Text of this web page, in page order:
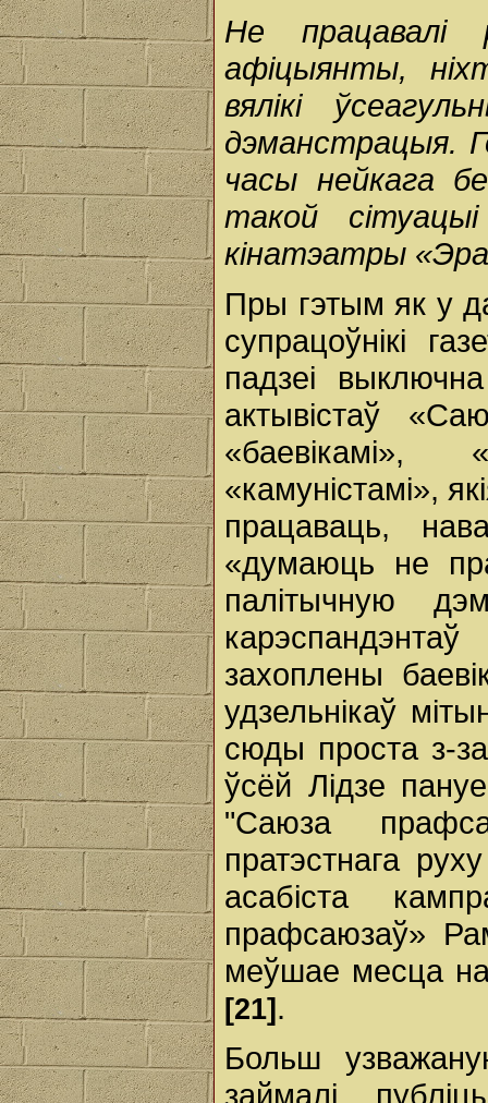
Не працавалі
афіцыянты,
вялікі
дэманстрацыя.
часы нейкага
такой
кінатэатры
Пры гэтым як у
супрацоўнікі
падзеі
актывістаў
«баевікамі»,
«камуністамі»,
працаваць,
«думаюць не
палітычную
захоплены
удзельнікаў
сюды проста з-
ўсёй Лідзе
"Саюза
пратэстнага
асабіста
прафсаюзаў»
меўшае месца
[21] .
Больш
займалі